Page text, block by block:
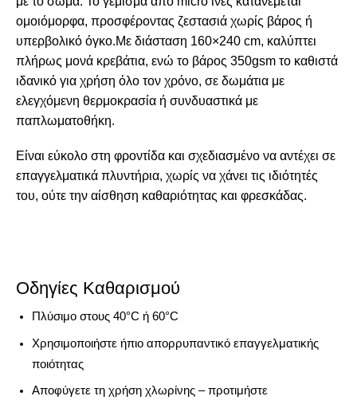
ομοιόμορφα, προσφέροντας ζεστασιά χωρίς βάρος ή
υπερβολικό όγκο.Με διάσταση 160×240 cm, καλύπτει
πλήρως μονά κρεβάτια, ενώ το βάρος 350gsm το καθιστά
ιδανικό για χρήση όλο τον χρόνο, σε δωμάτια με
ελεγχόμενη θερμοκρασία ή συνδυαστικά με
παπλωματοθήκη.
Είναι εύκολο στη φροντίδα και σχεδιασμένο να αντέχει σε
επαγγελματικά πλυντήρια, χωρίς να χάνει τις ιδιότητές
του, ούτε την αίσθηση καθαριότητας και φρεσκάδας.
Οδηγίες Καθαρισμού
Πλύσιμο στους 40°C ή 60°C
Χρησιμοποιήστε ήπιο απορρυπαντικό επαγγελματικής
ποιότητας
Αποφύγετε τη χρήση χλωρίνης – προτιμήστε